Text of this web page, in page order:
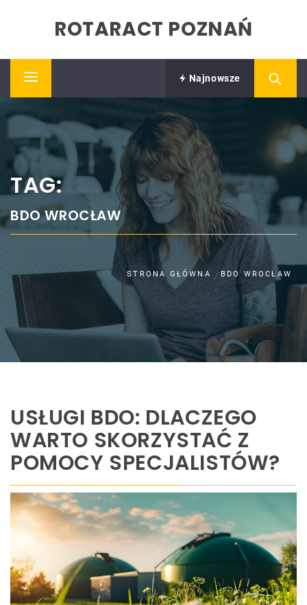
ROTARACT POZNAŃ
Primary
Najnowsze
TAG:
BDO WROCŁAW
STRONA GŁÓWNA BDO WROCŁAW
USŁUGI BDO: DLACZEGO
WARTO SKORZYSTAĆ Z
POMOCY SPECJALISTÓW?